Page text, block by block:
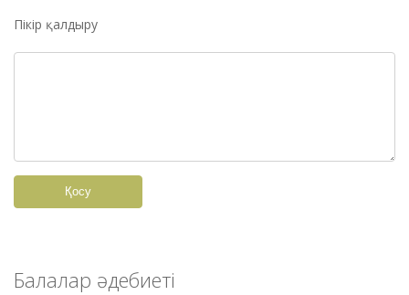
Пікір қалдыру
Қосу
Балалар әдебиеті